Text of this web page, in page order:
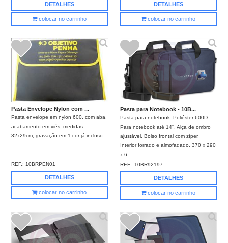
DETALHES
colocar no carrinho
DETALHES
colocar no carrinho
Pasta Envelope Nylon com ...
Pasta envelope em nylon 600, com aba,
acabamento em viés, medidas:
32x29cm, gravação em 1 cor já incluso.
REF.: 10BRPEN01
DETALHES
colocar no carrinho
Pasta para Notebook - 10B...
Pasta para notebook. Poliéster 600D.
Para notebook até 14''. Alça de ombro
ajustável. Bolso frontal com zíper.
Interior forrado e almofadado. 370 x 290
x 6...
REF.: 10BR92197
DETALHES
colocar no carrinho